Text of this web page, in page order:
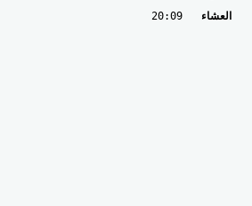
العشاء
20:09